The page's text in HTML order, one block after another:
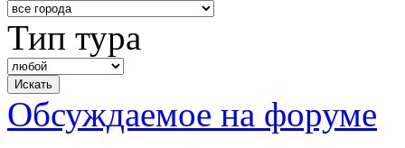
Тип тура
Обсуждаемое на форуме